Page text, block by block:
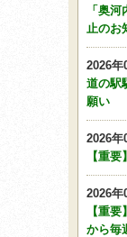
「奥
止のお
2026年
道の駅
願い
2026年
【重
2026年
【重
から毎